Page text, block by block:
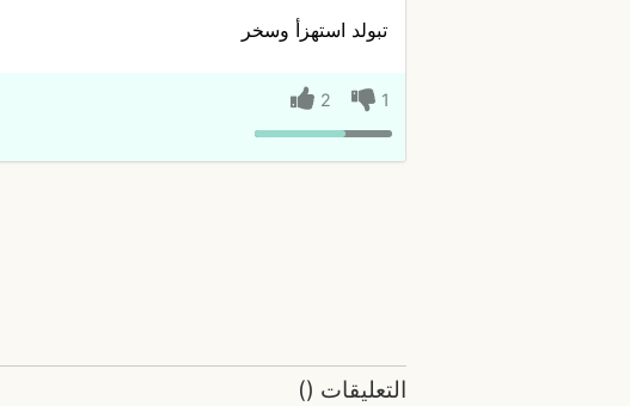
تبولد استهزأ وسخر
1
2
التعليقات (
)